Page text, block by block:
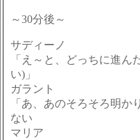
～30分後～
サディーノ
「え～と、どっちに進
い)」
ガラント
「あ、あのそろそろ明
ない
マリア